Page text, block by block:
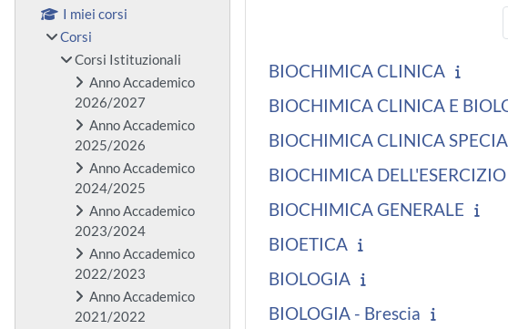
BIOCHIMICA CLINICA
BIOCHIMICA CLINICA E
BIOCHIMICA CLINICA
BIOCHIMICA
BIOCHIMICA GENERALE
BIOETICA
BIOLOGIA
BIOLOGIA - Brescia
I miei corsi
Corsi
Corsi Istituzionali
Anno Accademico
2026/2027
Anno Accademico
2025/2026
Anno Accademico
2024/2025
Anno Accademico
2023/2024
Anno Accademico
2022/2023
Anno Accademico
2021/2022